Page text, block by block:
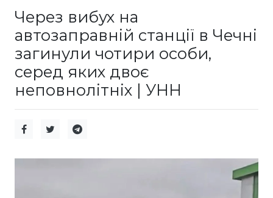
Через вибух на
автозаправній станції в Чечні
загинули чотири особи,
серед яких двоє
неповнолітніх | УНН